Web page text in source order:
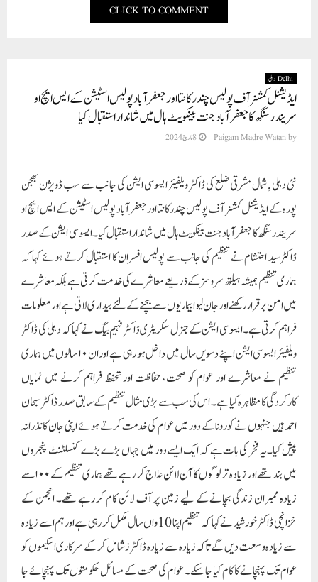
CLICK TO COMMENT
Delhi دہلی
ایڈیشنل کمشنر آف پولیس چندرکانتا اور جعفرآباد پولیس اسٹیشن کے ایس ایچ او
سریندر سنگھ کا جعفرآباد جنت بینکویٹ ہال میں شاندار استقبال کیا
by
Paigam Madre Watan 8 مارچ 2024
نئی دہلی , شمال مشرقی ضلع کی ڈاکٹر ویلفیئر ایسوسی ایشن کی جا نب سے سب ڈویژن بھجن
پورہ کے ایڈیشنل کمشنر آف پولیس چندرکانتا اور جعفرآباد پولیس اسٹیشن کے ایس ایچ او
سریندر سنگھ کا جعفرآباد جنت بینکویٹ ہال میں شاندار استقبال کیا۔ ایسوسی ایشن کے صدر
ڈاکٹر سید احتشام نے تنظیم کی جانب سے پولیس افسران کا استقبال کرتے ہوئے کہا کہ
ہماری تنظیم ہمیشہ ہیلتھ سروسز کے ذریعے معاشرے کی خدمت کرتی ہے بلکہ معاشرے
میں امن برقرار رکھنے اور جان لیوا بیماریوں سے بچنے کے لئے بیداری لاتی ہے اورمعلومات
فراہم کرتی ہے۔ایسوسی ایشن کے جنرل سکریٹری ڈاکٹر فہیم بیگ نے کہا کہ دہلی کی ڈاکٹر
ویلفیئر ایسوسی ایشن اپنے دسویں سال میں داخل ہو رہی ہے اور ان ۱۰ سالوں میں ہماری
تنظیم نے معاشرے اور عوام کو صحت، حفاظت اور تحفظ فراہم کرنے میں نمایاں
کارکردگی کا مظاہرہ کیا ہے۔ اس کی سب سے بڑی مثال تنظیم کے سابق صدر ڈاکٹر سبحان
احمد ہیں جنہوں نے کورونا کے دور میں عوام کی خدمت کرتے ہوئے اپنی جان کا نذرانہ
پیش کیا۔ یہ فخر کی بات ہے کہ ایک ایسے دور میں جہاں بڑے بڑے کنسلٹنٹ پنجروں
میں بند تھے اور زیادہ تر لوگوں کا آن لائن علاج کر رہے تھے ہماری تنظیم کے ۱۰۰سے
زیادہ ممبران زندگی بچانے کے لیے زمین پر آف لائن کام کر رہے تھے۔ انجمن کے
خزانچی ڈاکٹر خورشید نے کہا کہ تنظیم اپنا 10واں سال مکمل کر رہی ہے اور ہم اسے زیادہ
سے زیادہ وسعت دیں گے تاکہ زیادہ سے زیادہ ڈاکٹرز شامل کر کے سرکاری ا سکیموں کو
عوام تک پہنچانے کا کام کیا جا سکے۔ عوام کی صحت کے مسائل حکومتوں تک پہنچائے جا